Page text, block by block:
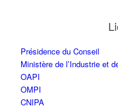
Présidence du Conseil
Ministère de l’Industrie et
OAPI
OMPI
CNIPA